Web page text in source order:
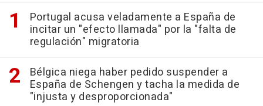
Portugal acusa veladamente a España de
incitar un "efecto llamada" por la "falta de
regulación" migratoria
Bélgica niega haber pedido suspender a
España de Schengen y tacha la medida de
"injusta y desproporcionada"